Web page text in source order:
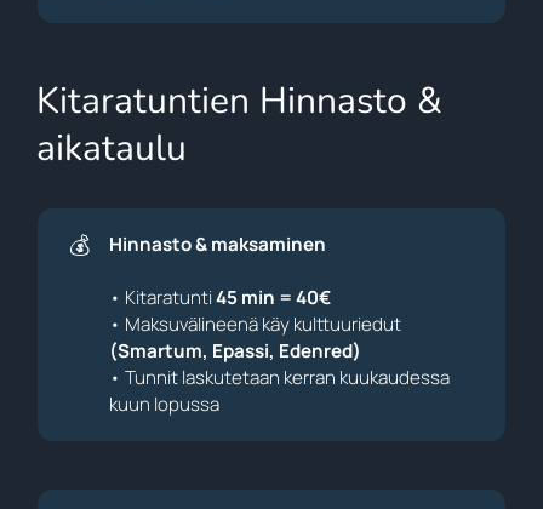
Kitaratuntien Hinnasto &
aikataulu
💰 Hinnasto & maksaminen
• Kitaratunti45 min = 40€
• Maksuvälineenä käy kulttuuriedut
(Smartum, Epassi, Edenred)
• Tunnit laskutetaan kerran kuukaudessa
kuun lopussa